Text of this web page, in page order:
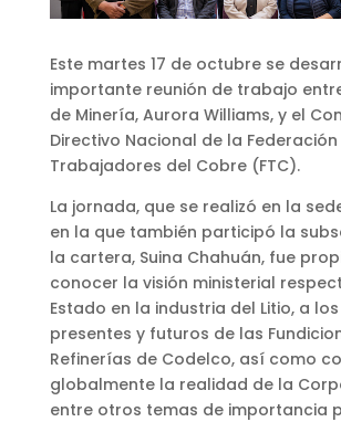
Este martes 17 de octubre se
importante reunión de trabajo
de Minería, Aurora Williams, y el
Directivo Nacional de la
Trabajadores del Cobre (FTC).
La jornada, que se realizó en la
en la que también participó la
la cartera, Suina Chahuán, fue
conocer la visión ministerial
Estado en la industria del Litio, a
presentes y futuros de las
Refinerías de Codelco, así como
globalmente la realidad de la
entre otros temas de importancia